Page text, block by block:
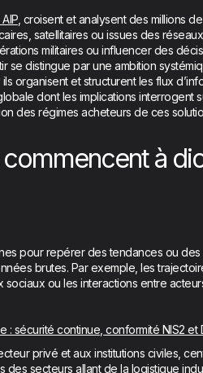
, croisent et analysent des millions
satellitaires ou issues des
militaires ou influencer des
se distingue par une ambition
organisent et structurent les flux
dont les implications interrogent
des régimes acheteurs de ces
à
pour repérer des tendances ou
brutes. Par exemple, les
ou les interactions entre
: sécurité continue, conformité NIS2 et
privé et aux institutions civiles,
des secteurs allant de la logistique